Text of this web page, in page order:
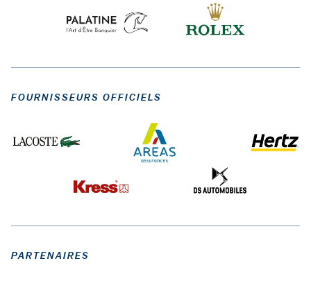
FOURNISSEURS OFFICIELS
PARTENAIRES